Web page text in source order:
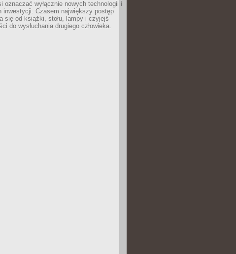
oznaczać wyłącznie nowych technologii i
inwestycji. Czasem największy postęp
się od książki, stołu, lampy i czyjejś
do wysłuchania drugiego człowieka.